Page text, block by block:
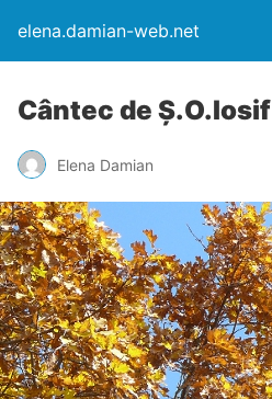
elena.damian-web.net
Cântec de Ş.O.Iosif
Elena Damian